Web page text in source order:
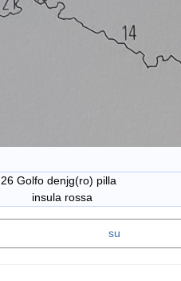
26 Golfo denjg(ro) pilla
insula rossa
su